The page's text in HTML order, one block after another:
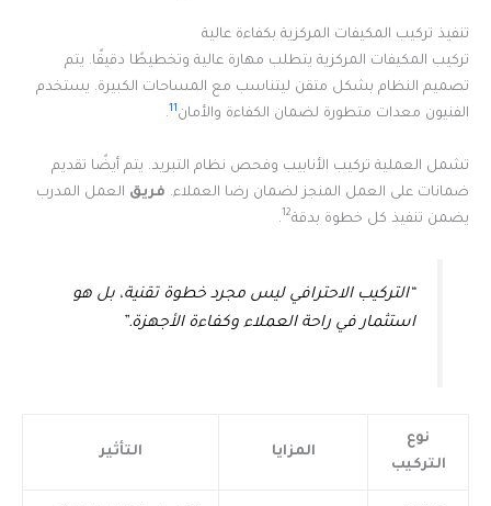
تنفيذ تركيب المكيفات المركزية بكفاءة عالية
تركيب المكيفات المركزية يتطلب مهارة عالية وتخطيطًا دقيقًا. يتم
تصميم النظام بشكل متقن ليتناسب مع المساحات الكبيرة. يستخدم
الفنيون معدات متطورة لضمان الكفاءة والأمان11
.
تشمل العملية تركيب الأنابيب وفحص نظام التبريد. يتم أيضًا تقديم
ضمانات على العمل المنجز لضمان رضا العملاء. فريق العمل المدرب
يضمن تنفيذ كل خطوة بدقة12
.
“التركيب الاحترافي ليس مجرد خطوة تقنية، بل هو
استثمار في راحة العملاء وكفاءة الأجهزة.”
نوع
التركيب
المزايا التأثير